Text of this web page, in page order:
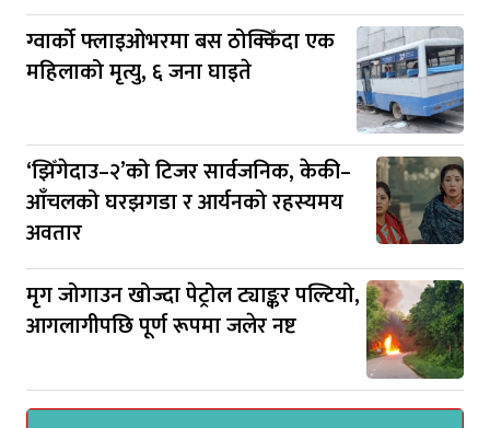
ग्वार्को फ्लाइओभरमा बस ठोक्किँदा एक
महिलाको मृत्यु, ६ जना घाइते
‘झिँगेदाउ–२’को टिजर सार्वजनिक, केकी–
आँचलको घरझगडा र आर्यनको रहस्यमय
अवतार
मृग जोगाउन खोज्दा पेट्रोल ट्याङ्कर पल्टियो,
आगलागीपछि पूर्ण रूपमा जलेर नष्ट